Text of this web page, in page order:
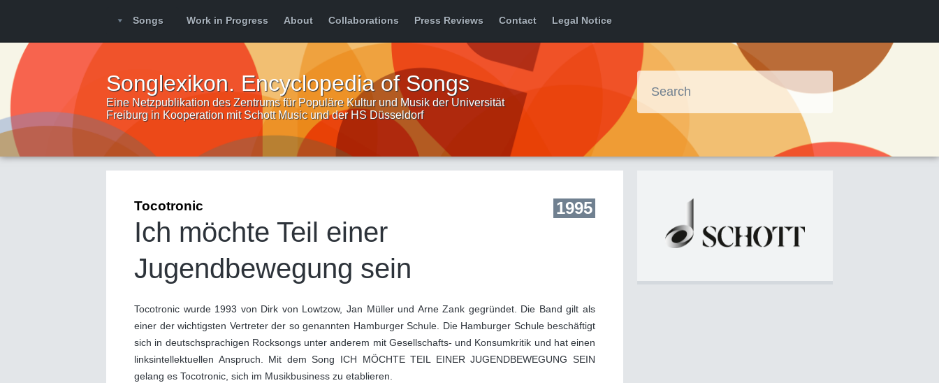
Songs Work in Progress About Collaborations Press Reviews Contact Legal Notice
Songlexikon. Encyclopedia of Songs
Eine Netzpublikation des Zentrums für Populäre Kultur und Musik der Universität
Freiburg in Kooperation mit Schott Music und der HS Düsseldorf
1995
Tocotronic
Ich möchte Teil einer
Jugendbewegung sein
Tocotronic wurde 1993 von Dirk von Lowtzow, Jan Müller und Arne Zank gegründet. Die Band gilt als
einer der wichtigsten Vertreter der so genannten Hamburger Schule. Die Hamburger Schule beschäftigt
sich in deutschsprachigen Rocksongs unter anderem mit Gesellschafts- und Konsumkritik und hat einen
linksintellektuellen Anspruch. Mit dem Song ICH MÖCHTE TEIL EINER JUGENDBEWEGUNG SEIN
gelang es Tocotronic, sich im Musikbusiness zu etablieren.